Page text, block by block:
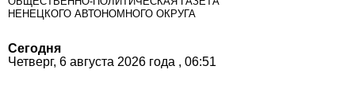
НЕНЕЦКОГО АВТОНОМНОГО ОКРУГА
Сегодня
Четверг, 6 августа 2026 года , 06:51